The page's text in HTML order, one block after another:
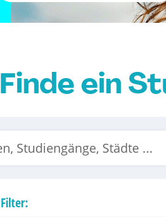
Finde ein
Filter: